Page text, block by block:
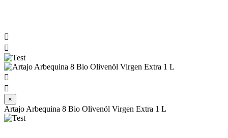




×
Artajo Arbequina 8 Bio Olivenöl Virgen Extra 1 L